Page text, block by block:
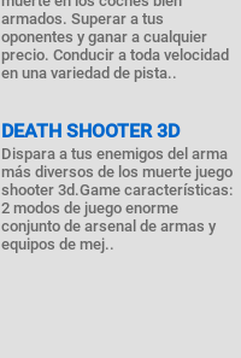
armados. Superar a tus
oponentes y ganar a cualquier
precio. Conducir a toda velocidad
en una variedad de pista..
DEATH SHOOTER 3D
Dispara a tus enemigos del arma
más diversos de los muerte juego
shooter 3d.Game características:
2 modos de juego enorme
conjunto de arsenal de armas y
equipos de mej..